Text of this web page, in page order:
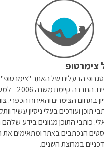
צימרטופ
הבעלים של האתר
פורטלי תיירות נוספים.
בתחום הצימרים והאירוח הכפרי.
תוכן ועורכים בעלי ניסיון עשיר
כותבי התוכן מגוונים בידע שלהם
הנכתבים באתר ומתאימים את
במרוצת השנים.